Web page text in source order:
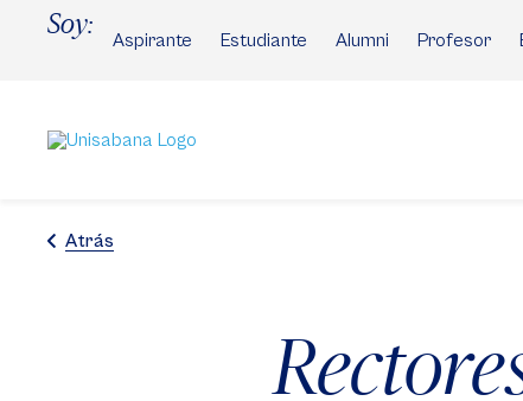
Soy:
Aspirante Estudiante Alumni Profesor
Atrás